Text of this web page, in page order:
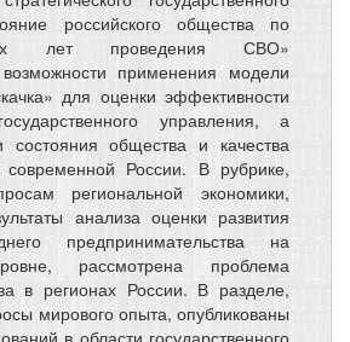
российского общества по
лет проведения СВО»
применения модели
для оценки эффективности
управления, а
состояния общества и качества
России. В рубрике,
региональной экономики,
анализа оценки развития
предпринимательства на
рассмотрена проблема
в регионах России. В разделе,
мирового опыта, опубликованы
в области государственного